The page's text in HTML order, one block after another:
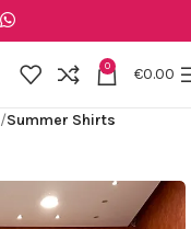
0 €0.00
Summer Shirts